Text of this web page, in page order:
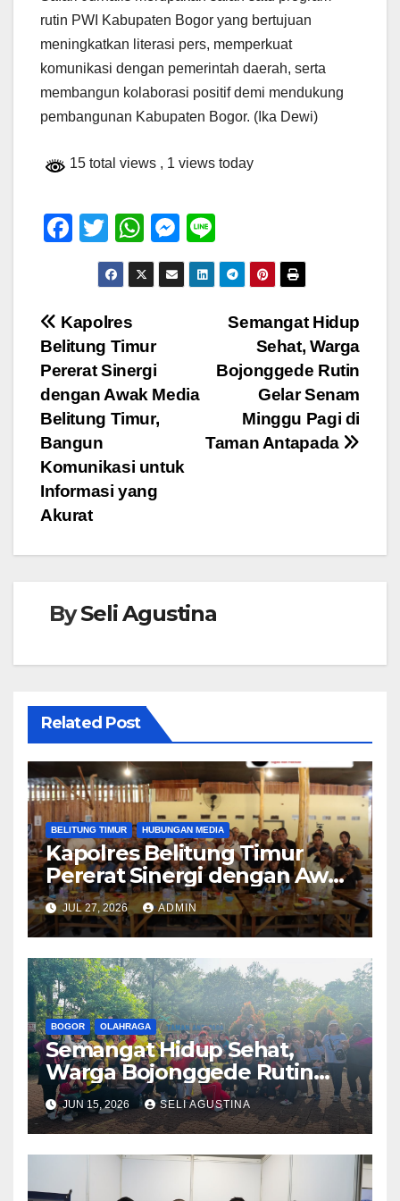
rutin PWI Kabupaten Bogor yang bertujuan
meningkatkan literasi pers, memperkuat
komunikasi dengan pemerintah daerah, serta
membangun kolaborasi positif demi mendukung
pembangunan Kabupaten Bogor. (Ika Dewi)
15 total views , 1 views today
F
e
b
o
o
k
T
wi
tt
er
W
h
at
A
p
p
M
e
ss
er
n
e
Navigasi
pos
Semangat Hidup
Sehat, Warga
Bojonggede Rutin
Gelar Senam
Minggu Pagi di
Taman Antapada
Kapolres
Belitung Timur
Pererat Sinergi
dengan Awak Media
Belitung Timur,
Bangun
Komunikasi untuk
Informasi yang
Akurat
BySeli Agustina
Related Post
BELITUNG TIMUR HUBUNGAN MEDIA
Kapolres Belitung Timur
Pererat Sinergi dengan Awak
Media Belitung Timur,
Bangun Komunikasi untuk
Informasi yang Akurat
JUL 27, 2026 ADMIN
BOGOR OLAHRAGA
Semangat Hidup Sehat,
Warga Bojonggede Rutin
Gelar Senam Minggu Pagi di
Taman Antapada
JUN 15, 2026 SELI AGUSTINA